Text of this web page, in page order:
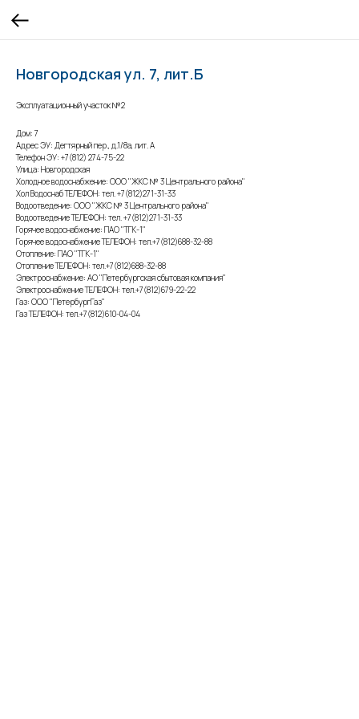
Новгородская ул. 7, лит.Б
Эксплуатационный участок №2
Дом: 7
Адрес ЭУ: Дегтярный пер., д.1/8а, лит. А
Телефон ЭУ: +7(812) 274-75-22
Улица: Новгородская
Холодное водоснабжение: ООО "ЖКС № 3 Центрального района"
Хол Водоснаб ТЕЛЕФОН: тел. +7(812)271-31-33
Водоотведение: ООО "ЖКС № 3 Центрального района"
Водоотведение ТЕЛЕФОН: тел. +7(812)271-31-33
Горячее водоснабжение: ПАО "ТГК-1"
Горячее водоснабжение ТЕЛЕФОН: тел.+7(812)688-32-88
Отопление: ПАО "ТГК-1"
Отопление ТЕЛЕФОН: тел.+7(812)688-32-88
Электроснабжение: АО "Петербургская сбытовая компания"
Электроснабжение ТЕЛЕФОН: тел.+7(812)679-22-22
Газ: ООО "ПетербургГаз"
Газ ТЕЛЕФОН: тел.+7(812)610-04-04